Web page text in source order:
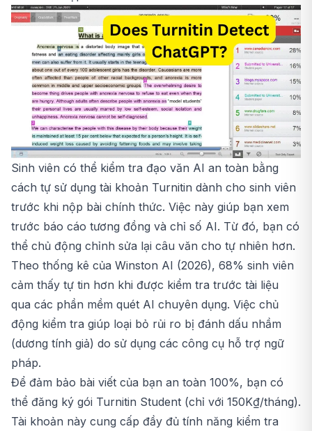
Sinh viên có thể kiểm tra đạo văn AI an toàn bằng
cách tự sử dụng tài khoản Turnitin dành cho sinh viên
trước khi nộp bài chính thức. Việc này giúp bạn xem
trước báo cáo tương đồng và chỉ số AI. Từ đó, bạn có
thể chủ động chỉnh sửa lại câu văn cho tự nhiên hơn.
Theo thống kê của Winston AI (2026), 68% sinh viên
cảm thấy tự tin hơn khi được kiểm tra trước tài liệu
qua các phần mềm quét AI chuyên dụng. Việc chủ
động kiểm tra giúp loại bỏ rủi ro bị đánh dấu nhầm
(dương tính giả) do sử dụng các công cụ hỗ trợ ngữ
pháp.
Để đảm bảo bài viết của bạn an toàn 100%, bạn có
thể đăng ký gói Turnitin Student (chỉ với 150K₫/tháng).
Tài khoản này cung cấp đầy đủ tính năng kiểm tra